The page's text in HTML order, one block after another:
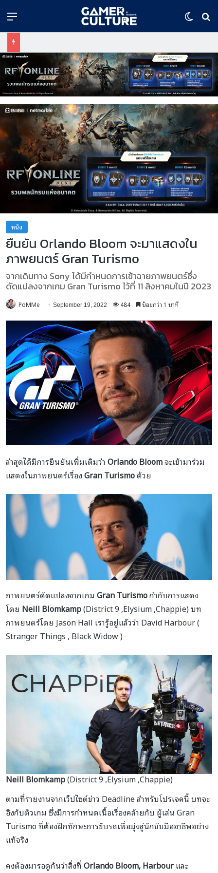
Menu
หนัง
ยืนยัน Orlando Bloom จะมาแสดงใน
ภาพยนตร์ Gran Turismo
จากเดิมทาง Sony ได้มีกำหนดการเข้าฉายภาพยนตร์ซึ่ง
ดัดแปลงจากเกม Gran Turismo ไว้ที่ 11 สิงหาคมในปี 2023
PoMMe September 19, 2022 484 น้อยกว่า 1 นาที
ล่าสุดได้มีการยืนยันเพิ่มเติมว่าOrlando Bloomจะเข้ามาร่วม
แสดงในภาพยนตร์เรื่องGran Turismoด้วย
ภาพยนตร์ดัดแปลงจากเกมGran Turismoกำกับการแสดง
โดย Neill Blomkamp(District 9 ,Elysium ,Chappie) บท
ภาพยนตร์โดย Jason Hall เรารู้อยู่แล้วว่า David Harbour (
Stranger Things , Black Widow )
Neill Blomkamp(District 9 ,Elysium ,Chappie)
ตามที่รายงานจากเว็ปไซต์ข่าว Deadline สำหรับโปรเจคนี้ บทจะ
อิงกับตัวเกม ซึ่งมีการกำหนดเนื้อเรื่องคล้ายกับ ผู้เล่น Gran
Turismo ที่ต้องฝึกทักษะการขับรถเพื่อมุ่งสู่นักขับมืออาชีพอย่าง
แท้จริง
คงต้องมารอดูกันว่าสิ่งที่Orlando Bloom, Harbourและ